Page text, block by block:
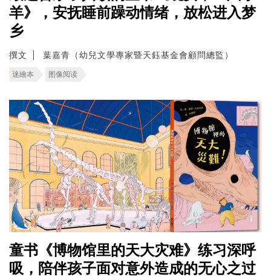
羊》，安抚睡前躁动情绪，放松进入梦
乡
撰文 葉嘉青（幼兒文學專家暨天鈺基金會顧問總監）
迷繪本 图像阅读
童书《博物馆里的天大灾难》练习深呼
吸，陪伴孩子面对意外造成的无心之过